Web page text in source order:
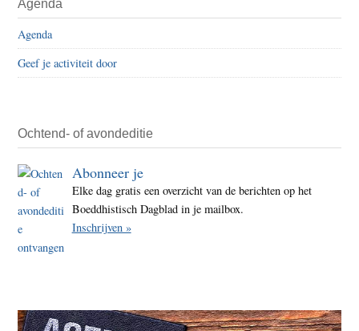
Agenda
Agenda
Geef je activiteit door
Ochtend- of avondeditie
Abonneer je
Elke dag gratis een overzicht van de berichten op het
Boeddhistisch Dagblad in je mailbox.
Inschrijven »